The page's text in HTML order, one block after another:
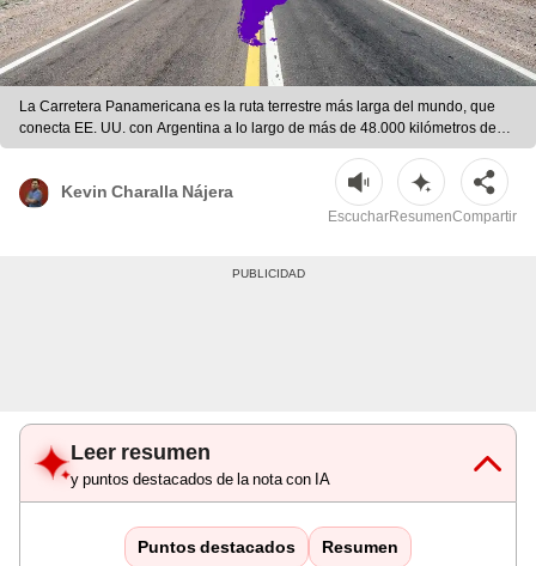
La Carretera Panamericana es la ruta terrestre más larga del mundo, que
conecta EE. UU. con Argentina a lo largo de más de 48.000 kilómetros de
paisajes variados. | Foto: Composición LR | Freepik
Kevin Charalla Nájera
EscucharResumenCompartir
Leer resumen
y puntos destacados de la nota con IA
Puntos destacados Resumen